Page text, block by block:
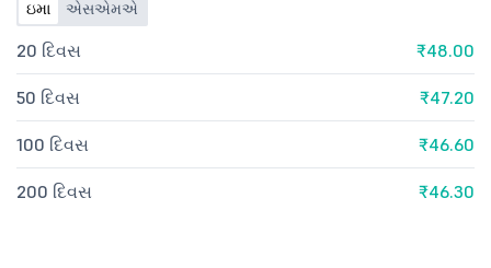
ઇમા એસએમએ
20 દિવસ ₹48.00
50 દિવસ ₹47.20
100 દિવસ ₹46.60
200 દિવસ ₹46.30